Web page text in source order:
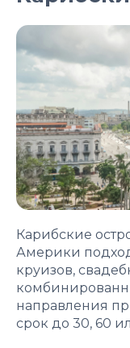
Карибские
Америки
круизов,
направления
срок до 30, 60